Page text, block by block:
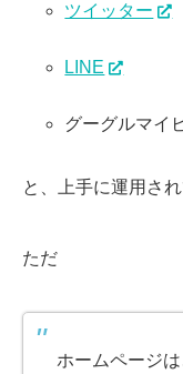
ツイッター
LINE
グーグルマイ
と、上手に運用され
ただ
ホームページ